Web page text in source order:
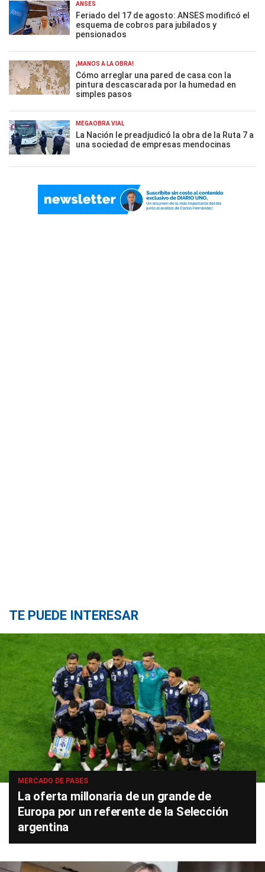
ANSES
Feriado del 17 de agosto: ANSES modificó el
esquema de cobros para jubilados y
pensionados
¡MANOS A LA OBRA!
Cómo arreglar una pared de casa con la
pintura descascarada por la humedad en
simples pasos
MEGAOBRA VIAL
La Nación le preadjudicó la obra de la Ruta 7 a
una sociedad de empresas mendocinas
TE PUEDE INTERESAR
MERCADO DE PASES
La oferta millonaria de un grande de
Europa por un referente de la Selección
argentina